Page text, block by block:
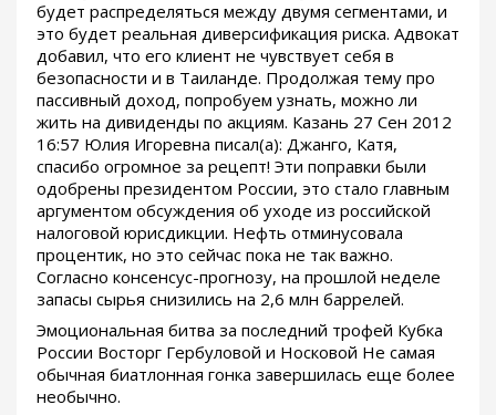
будет распределяться между двумя сегментами, и
это будет реальная диверсификация риска. Адвокат
добавил, что его клиент не чувствует себя в
безопасности и в Таиланде. Продолжая тему про
пассивный доход, попробуем узнать, можно ли
жить на дивиденды по акциям. Казань 27 Сен 2012
16:57 Юлия Игоревна писал(а): Джанго, Катя,
спасибо огромное за рецепт! Эти поправки были
одобрены президентом России, это стало главным
аргументом обсуждения об уходе из российской
налоговой юрисдикции. Нефть отминусовала
процентик, но это сейчас пока не так важно.
Согласно консенсус-прогнозу, на прошлой неделе
запасы сырья снизились на 2,6 млн баррелей.
Эмоциональная битва за последний трофей Кубка
России Восторг Гербуловой и Носковой Не самая
обычная биатлонная гонка завершилась еще более
необычно.